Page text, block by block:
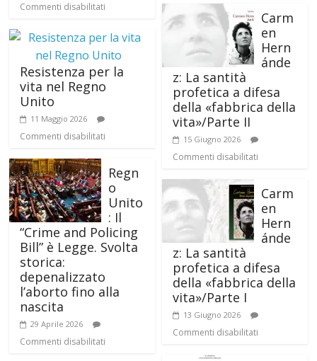
Commenti disabilitati
Resistenza per la
vita nel Regno
Unito
11 Maggio 2026
Commenti disabilitati
Regn
o
Unito
: Il
“Crime and Policing
Bill” è Legge. Svolta
storica:
depenalizzato
l’aborto fino alla
nascita
29 Aprile 2026
Commenti disabilitati
Carm
en
Hern
ánde
z: La santità
profetica a difesa
della «fabbrica della
vita»/Parte II
15 Giugno 2026
Commenti disabilitati
Carm
en
Hern
ánde
z: La santità
profetica a difesa
della «fabbrica della
vita»/Parte I
13 Giugno 2026
Commenti disabilitati